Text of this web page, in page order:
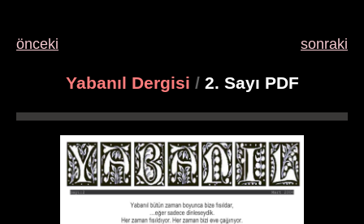
önceki sonraki
Yabanıl Dergisi /2. Sayı PDF